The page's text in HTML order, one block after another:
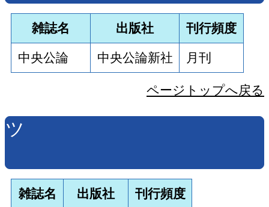
雑誌名 出版社 刊行頻度
中央公論 中央公論新社 月刊
ページトップへ戻る
ツ
雑誌名 出版社 刊行頻度